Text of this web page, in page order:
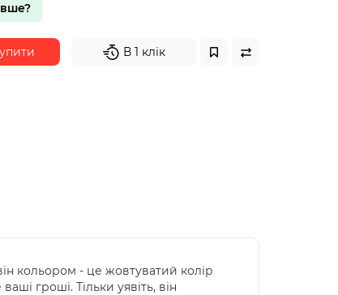
В 1 клік
кольором - це жовтуватий колір
гроші. Тільки уявіть, він